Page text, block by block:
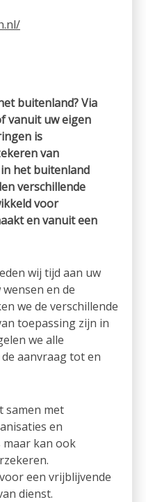
buitenland? Via
vanuit uw eigen
is
van
het buitenland
verschillende
voor
en vanuit een
wij tijd aan uw
en de
we de verschillende
toepassing zijn in
we alle
aanvraag tot en
samen met
en
kan ook
een vrijblijvende
dienst.